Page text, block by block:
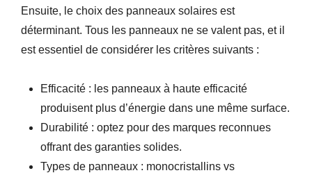
Ensuite, le choix des panneaux solaires est
déterminant. Tous les panneaux ne se valent pas, et il
est essentiel de considérer les critères suivants :
Efficacité : les panneaux à haute efficacité
produisent plus d’énergie dans une même surface.
Durabilité : optez pour des marques reconnues
offrant des garanties solides.
Types de panneaux : monocristallins vs